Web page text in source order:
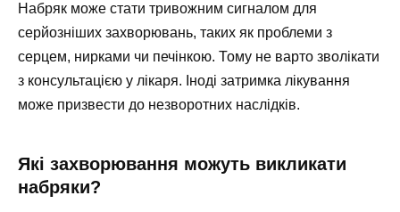
Набряк може стати тривожним сигналом для
серйозніших захворювань, таких як проблеми з
серцем, нирками чи печінкою. Тому не варто зволікати
з консультацією у лікаря. Іноді затримка лікування
може призвести до незворотних наслідків.
Які захворювання можуть викликати
набряки?